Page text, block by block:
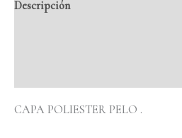
Descripción
CAPA POLIESTER PELO .